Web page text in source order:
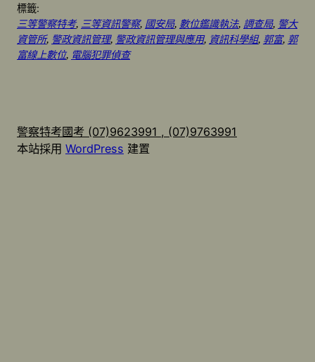
標籤:
三等警察特考, 三等資訊警察, 國安局, 數位鑑識執法, 調查局, 警大
資管所, 警政資訊管理, 警政資訊管理與應用, 資訊科學組, 郭富, 郭
富線上數位, 電腦犯罪偵查
警察特考國考 (07)9623991 , (07)9763991
本站採用 WordPress 建置